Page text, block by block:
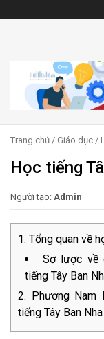
Trang chủ / Giáo dục /
Học tiếng
Người tạo: Admin
Tổng quan về
Sơ lược về
tiếng Tây Ban
Phương Nam
tiếng Tây Ban Nha